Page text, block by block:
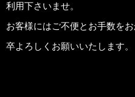
利用下さいませ。
お客様にはご不便とお手数を
卒よろしくお願いいたします。